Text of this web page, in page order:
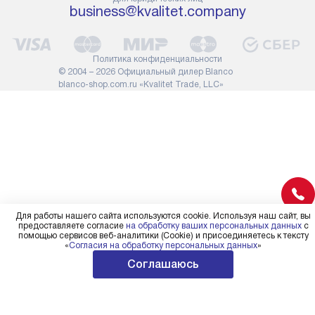
службы не имеют права
или другие выступающие
элементы, так как это может
повлиять на гарантийное
обслуживание в будущем.
расходных
требуется
business@kvalitet.company
© 2004 – 2026 Официальный дилер Blanco
blanco-shop.com.ru «Kvalitet Trade, LLC»
Политика конфиденциальности
Для работы нашего сайта используются cookie. Используя наш сайт, вы
предоставляете согласие на обработку ваших персональных данныхс
помощью сервисов веб-аналитики (Cookie) и присоединяетесь к тексту
«Согласия на обработку персональных данных»
Соглашаюсь